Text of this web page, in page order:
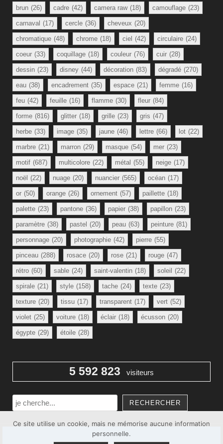
brun (26) cadre (42) camera raw (18) camouflage (23)
carnaval (17) cercle (36) cheveux (20)
chromatique (48) chrome (18) ciel (42) circulaire (24)
coeur (33) coquillage (18) couleur (76) cuir (28)
dessin (23) disney (44) décoration (83) dégradé (270)
eau (38) encadrement (35) espace (21) femme (16)
feu (42) feuille (16) flamme (30) fleur (84)
forme (816) glitter (18) grille (23) gris (47)
herbe (33) image (35) jaune (46) lettre (66) lot (22)
marbre (21) marron (29) masque (54) mer (23)
motif (687) multicolore (22) métal (55) neige (17)
noël (22) nuage (20) nuancier (565) océan (17)
or (50) orange (26) ornement (57) paillette (18)
palette (23) pantone (36) papier (38) papillon (23)
paramètre (38) pastel (20) peau (63) peinture (81)
personnage (20) photographie (42) pierre (55)
pinceau (288) rosace (20) rose (21) rouge (47)
rétro (60) sable (24) saint-valentin (18) soleil (22)
spirale (21) style (158) tache (24) texte (23)
texture (20) tissu (17) transparent (17) vert (52)
violet (25) voiture (18) éclair (18) écusson (20)
égypte (29) étoile (28)
5 592 823 visiteurs
Rechercher
RECHERCHER
Ce site utilise un cookie, mais ne mémorise aucune information
personnelle.